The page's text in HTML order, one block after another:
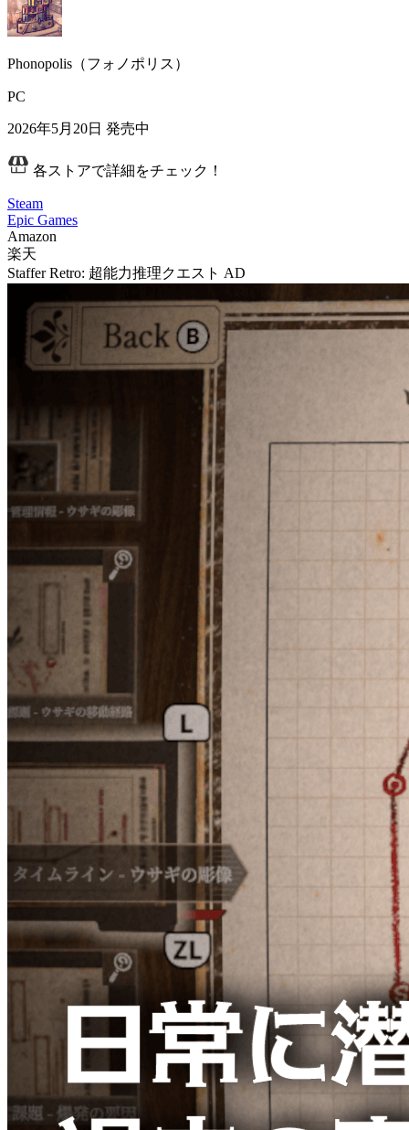
Phonopolis（フォノポリス）
PC
2026年5月20日 発売中
各ストアで詳細をチェック！
Steam
Epic Games
Amazon
楽天
Staffer Retro: 超能力推理クエスト AD